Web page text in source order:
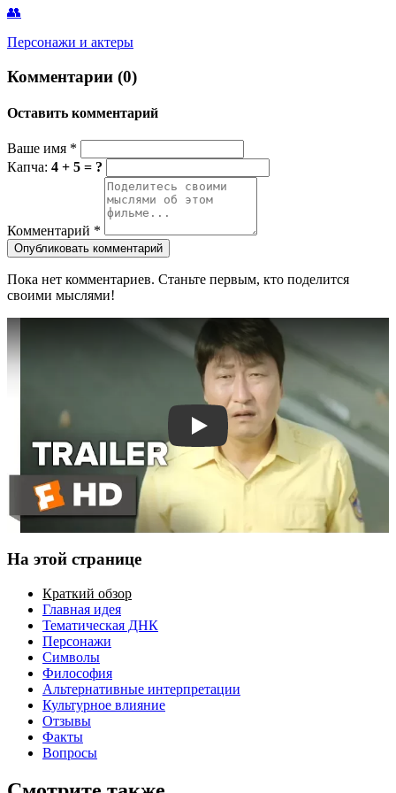
👥
Персонажи и актеры
Комментарии (0)
Оставить комментарий
Ваше имя *
Капча: 4 + 5 = ?
Комментарий *
Опубликовать комментарий
Пока нет комментариев. Станьте первым, кто поделится
своими мыслями!
Смотреть трейлер
На этой странице
Краткий обзор
Главная идея
Тематическая ДНК
Персонажи
Символы
Философия
Альтернативные интерпретации
Культурное влияние
Отзывы
Факты
Вопросы